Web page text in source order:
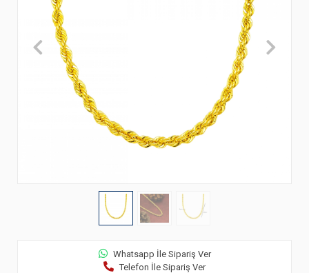
Whatsapp İle Sipariş Ver
Telefon İle Sipariş Ver